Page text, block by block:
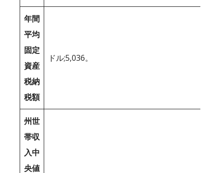
年間
平均
固定
資産
税納
税額
ドル;5,036。
州世
帯収
入中
央値